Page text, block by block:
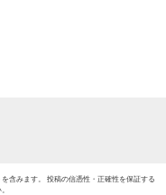
含みます。 投稿の信憑性・正確性を保証する